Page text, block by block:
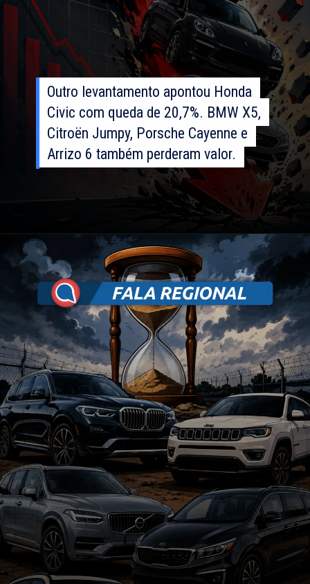
Outro levantamento apontou Honda
Civic com queda de 20,7%. BMW X5,
Citroën Jumpy, Porsche Cayenne e
Arrizo 6 também perderam valor.
Outro levantamento apontou Honda
Civic com queda de 20,7%. BMW X5,
Citroën Jumpy, Porsche Cayenne e
Arrizo 6 também perderam valor.